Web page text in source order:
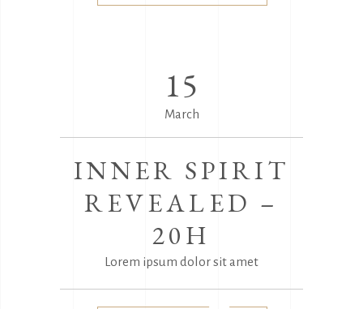
15
March
INNER SPIRIT
REVEALED –
20H
Lorem ipsum dolor sit amet